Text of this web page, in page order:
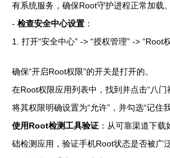
有系统服务，确保Root守护进程正常加载。
- 检查安全中心设置 ：
1. 打开“安全中心” -> “授权管理” -> “Root
确保“开启Root权限”的开关是打开的。
在Root权限应用列表中，找到并点击“八门
将其权限明确设置为“允许”，并勾选“记住我
使用Root检测工具验证 ：从可靠渠道下载
础检测应用，验证手机Root状态是否被广